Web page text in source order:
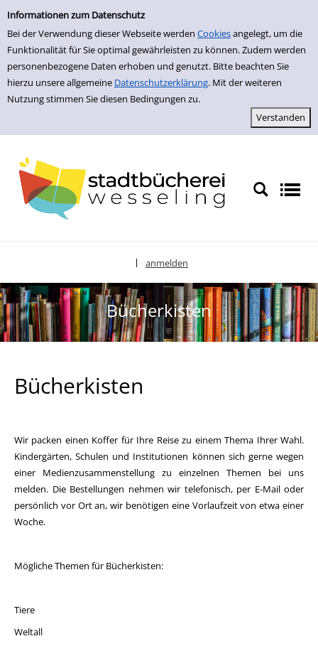
Informationen zum Datenschutz
Bei der Verwendung dieser Webseite werden Cookiesangelegt, um die
Funktionalität für Sie optimal gewährleisten zu können. Zudem werden
personenbezogene Daten erhoben und genutzt. Bitte beachten Sie
hierzu unsere allgemeine Datenschutzerklärung. Mit der weiteren
Nutzung stimmen Sie diesen Bedingungen zu.
zur Navigation springen
anmelden
Bücherkisten
Bücherkisten
Wir packen einen Koffer für Ihre Reise zu einem Thema Ihrer Wahl.
Kindergärten, Schulen und Institutionen können sich gerne wegen
einer Medienzusammenstellung zu einzelnen Themen bei uns
melden. Die Bestellungen nehmen wir telefonisch, per E-Mail oder
persönlich vor Ort an, wir benötigen eine Vorlaufzeit von etwa einer
Woche.
Mögliche Themen für Bücherkisten:
Tiere
Weltall